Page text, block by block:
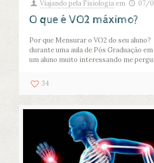
Viajando pela Fisiologia em 07/
O que é VO2 máximo?
Por que Mensurar o VO2 do seu
durante uma aula de Pós Graduação
um aluno muito interessando me
34